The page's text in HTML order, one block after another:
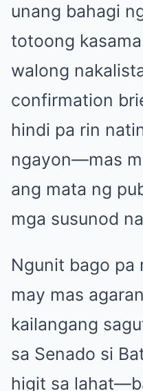
unang bahagi
totoong
walong
confirmation
hindi pa rin
ngayon—mas
ang mata ng
mga susunod
Ngunit bago pa
may mas
kailangang
sa Senado si
higit sa